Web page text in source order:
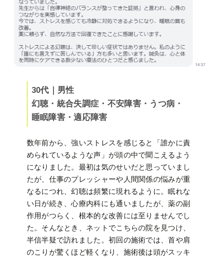
30代｜男性
幻聴・統合失調症・不安障害・うつ病・
睡眠障害・適応障害
数年前から、強いストレスを感じると「誰かに責
められているような声」が頭の中で聞こえるよう
になりました。最初は気のせいだと思っていまし
たが、仕事のプレッシャーや人間関係の悩みが重
なるにつれ、幻聴は頻繁に現れるように。眠れな
い日が続き、心療内科にも通いましたが、薬の副
作用がつらく、根本的な改善には至りませんでし
た。そんなとき、ネットでこちらの院を見つけ、
半信半疑で訪れました。初回の施術では、首や肩
のこりが驚くほど軽くなり、施術後は頭がスッキ